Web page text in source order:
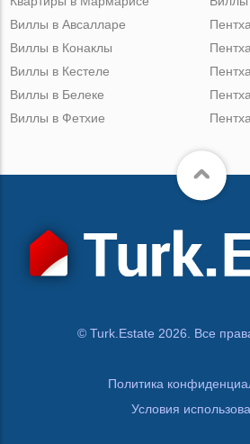
Виллы в Авсалларе
Виллы в Конаклы
Виллы в Кестеле
Виллы в Белеке
Виллы в Фетхие
© Turk.Estate 2026. Все
Политика
Условия